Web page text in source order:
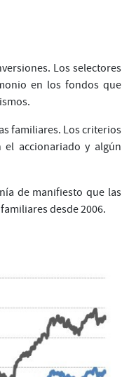
Los selectores
en los fondos que
familiares. Los criterios
accionariado y algún
de manifiesto que las
desde 2006.